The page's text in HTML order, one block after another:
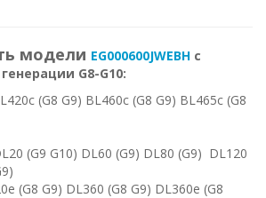
модели EG000600JWEBH с
G8-G10:
(G8 G9) BL460c (G8 G9) BL465c (G8
(G9 G10) DL60 (G9) DL80 (G9) DL120
(G8 G9) DL360 (G8 G9) DL360e (G8